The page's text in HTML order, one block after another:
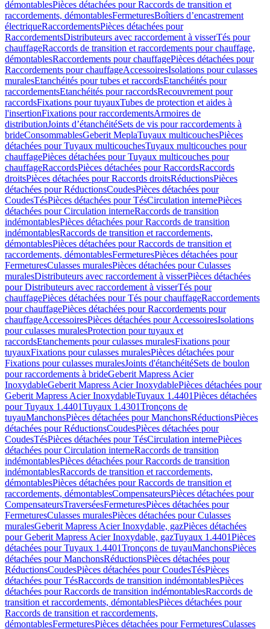
démontablesPièces détachées pour Raccords de transition et
raccordements, démontablesFermeturesBoîtiers d’encastrement
électriqueRaccordementsPièces détachées pour
RaccordementsDistributeurs avec raccordement à visserTés pour
chauffageRaccords de transition et raccordements pour chauffage,
démontablesRaccordements pour chauffagePièces détachées pour
Raccordements pour chauffageAccessoiresIsolations pour culasses
muralesEtanchéités pour tubes et raccordsEtanchéités pour
raccordementsEtanchéités pour raccordsRecouvrement pour
raccordsFixations pour tuyauxTubes de protection et aides à
l'insertionFixations pour raccordementsArmoires de
distributionJoints d’étanchéitéSets de vis pour raccordements à
brideConsommablesGeberit MeplaTuyaux multicouchesPièces
détachées pour Tuyaux multicouchesTuyaux multicouches pour
chauffagePièces détachées pour Tuyaux multicouches pour
chauffageRaccordsPièces détachées pour RaccordsRaccords
droitsPièces détachées pour Raccords droitsRéductionsPièces
détachées pour RéductionsCoudesPièces détachées pour
CoudesTésPièces détachées pour TésCirculation internePièces
détachées pour Circulation interneRaccords de transition
indémontablesPièces détachées pour Raccords de transition
indémontablesRaccords de transition et raccordements,
démontablesPièces détachées pour Raccords de transition et
raccordements, démontablesFermeturesPièces détachées pour
FermeturesCulasses muralesPièces détachées pour Culasses
muralesDistributeurs avec raccordement à visserPièces détachées
pour Distributeurs avec raccordement à visserTés pour
chauffagePièces détachées pour Tés pour chauffageRaccordements
pour chauffagePièces détachées pour Raccordements pour
chauffageAccessoiresPièces détachées pour AccessoiresIsolations
pour culasses muralesProtection pour tuyaux et
raccordsEtanchements pour culasses muralesFixations pour
tuyauxFixations pour culasses muralesPièces détachées pour
Fixations pour culasses muralesJoints d'étanchéitéSets de boulon
pour raccordements à brideGeberit Mapress Acier
InoxydableGeberit Mapress Acier InoxydablePièces détachées pour
Geberit Mapress Acier InoxydableTuyaux 1.4401Pièces détachées
pour Tuyaux 1.4401Tuyaux 1.4301Tronçons de
tuyauManchonsPièces détachées pour ManchonsRéductionsPièces
détachées pour RéductionsCoudesPièces détachées pour
CoudesTésPièces détachées pour TésCirculation internePièces
détachées pour Circulation interneRaccords de transition
indémontablesPièces détachées pour Raccords de transition
indémontablesRaccords de transition et raccordements,
démontablesPièces détachées pour Raccords de transition et
raccordements, démontablesCompensateursPièces détachées pour
CompensateursTraverséesFermeturesPièces détachées pour
FermeturesCulasses muralesPièces détachées pour Culasses
muralesGeberit Mapress Acier Inoxydable, gazPièces détachées
pour Geberit Mapress Acier Inoxydable, gazTuyaux 1.4401Pièces
détachées pour Tuyaux 1.4401Tronçons de tuyauManchonsPièces
détachées pour ManchonsRéductionsPièces détachées pour
RéductionsCoudesPièces détachées pour CoudesTésPièces
détachées pour TésRaccords de transition indémontablesPièces
détachées pour Raccords de transition indémontablesRaccords de
transition et raccordements, démontablesPièces détachées pour
Raccords de transition et raccordements,
démontablesFermeturesPièces détachées pour FermeturesCulasses